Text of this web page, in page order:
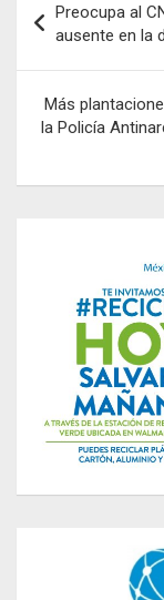
de
entradas
Preocupa al
ausente en la
Más
la Policía